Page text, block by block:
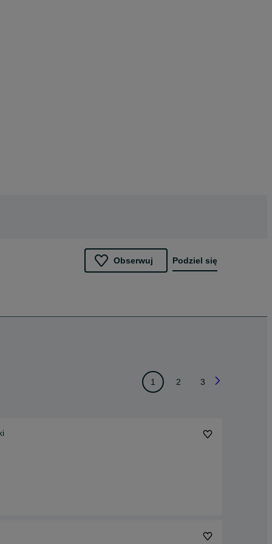
Obserwuj Podziel się
1 2 3